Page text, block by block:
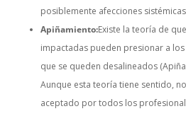
posiblemente afecciones
Apiñamiento:Existe la teoría de
impactadas pueden presionar a
que se queden desalineados
Aunque esta teoría tiene sentido,
aceptado por todos los